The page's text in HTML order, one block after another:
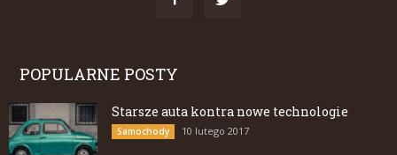
POPULARNE POSTY
Starsze auta kontra nowe technologie
Samochody 10 lutego 2017